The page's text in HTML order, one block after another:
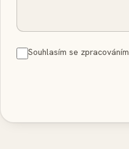
Souhlasím se zpracováním